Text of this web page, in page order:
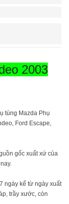
2003
tùng Mazda Phụ
Ford Escape,
gốc xuất xứ của
ngày kể từ ngày xuất
trầy xước, còn